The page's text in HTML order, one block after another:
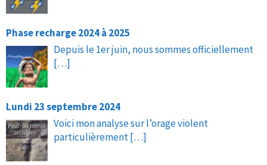
Phase recharge 2024 à 2025
Depuis le 1er juin, nous sommes officiellement
[…]
Lundi 23 septembre 2024
Voici mon analyse sur l’orage violent
particulièrement[…]